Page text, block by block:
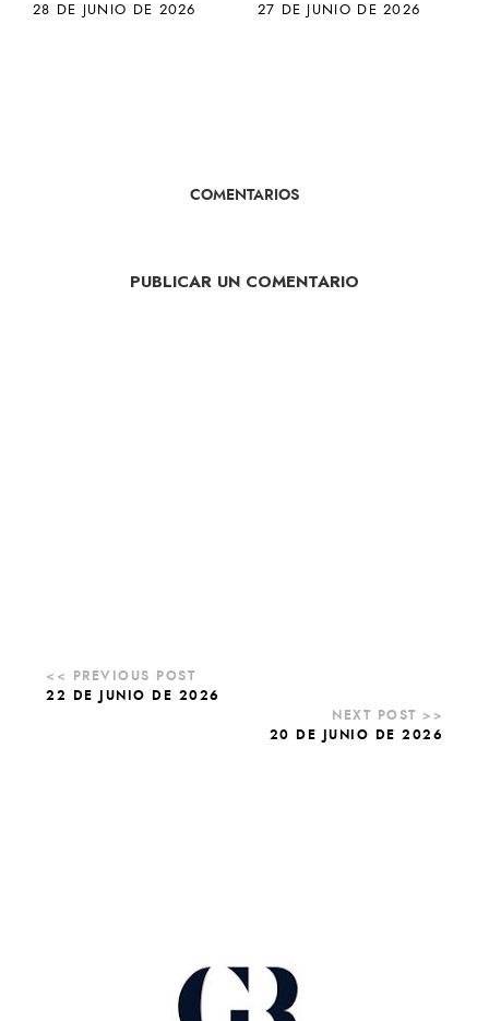
28 DE JUNIO DE 2026 27 DE JUNIO DE 2026
COMENTARIOS
PUBLICAR UN COMENTARIO
22 DE JUNIO DE 2026
20 DE JUNIO DE 2026